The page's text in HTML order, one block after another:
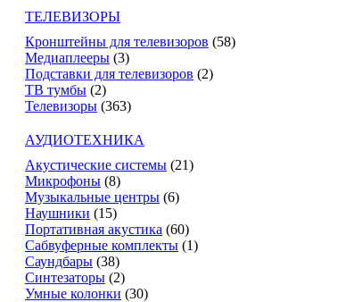
ТЕЛЕВИЗОРЫ
Кронштейны для телевизоров (58)
Медиаплееры (3)
Подставки для телевизоров (2)
ТВ тумбы (2)
Телевизоры (363)
АУДИОТЕХНИКА
Акустические системы (21)
Микрофоны (8)
Музыкальные центры (6)
Наушники (15)
Портативная акустика (60)
Сабвуферные комплекты (1)
Саундбары (38)
Синтезаторы (2)
Умные колонки (30)